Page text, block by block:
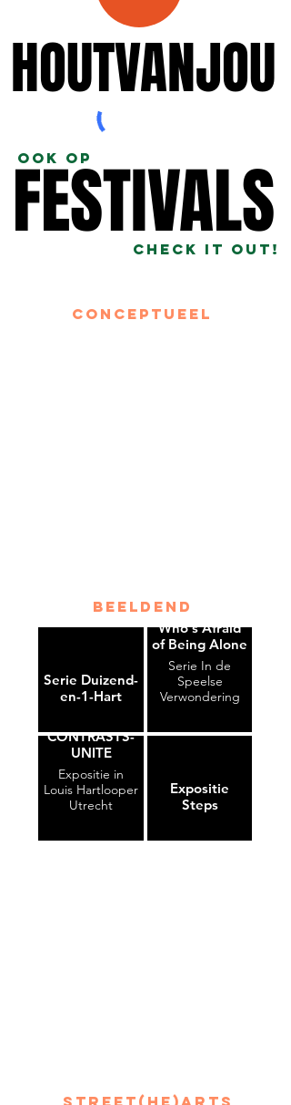
ook op
FESTIVALS
FESTIVALS
check it out!
HOUTVANJOU
HOUTVANJOU
conceptueel
beeldend
Serie Duizend-
en-1-Hart
Who`s Afraid
of Being Alone
Serie In de
Speelse
Verwondering
CONTRASTS-
UNITE
Expositie in
Louis Hartlooper
Utrecht
Expositie
Steps
street(he)arts